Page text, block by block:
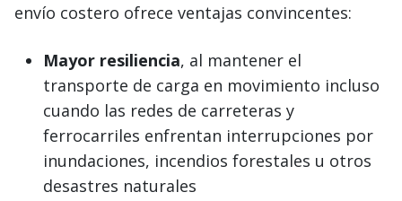
envío costero ofrece ventajas convincentes:
Mayor resiliencia, al mantener el
transporte de carga en movimiento incluso
cuando las redes de carreteras y
ferrocarriles enfrentan interrupciones por
inundaciones, incendios forestales u otros
desastres naturales